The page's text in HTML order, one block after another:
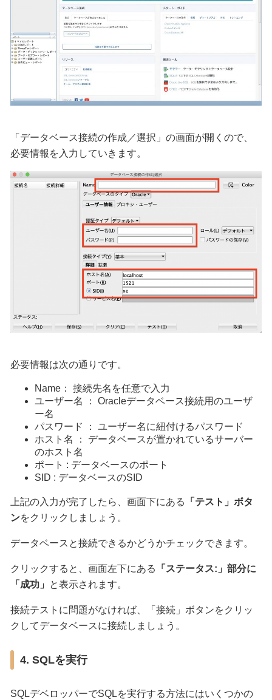
「データベース接続の作成／選択」の画面が開くので、
必要情報を入力していきます。
必要情報は次の通りです。
Name： 接続先名を任意で入力
ユーザー名 ： Oracleデータベース接続用のユーザ
ー名
パスワード ： ユーザー名に紐付けるパスワード
ホスト名 ： データベースが置かれているサーバー
のホスト名
ポート : データベースのポート
SID : データベースのSID
上記の入力が完了したら、画面下にある
「テスト」ボタ
ンをクリックしましょう。
データベースと接続できるかどうかチェックできます。
クリックすると、画面左下にある
「ステータス:」部分に
「成功」
と表示されます。
接続テストに問題がなければ、「接続」ボタンをクリッ
クしてデータベースに接続しましょう。
4. SQLを実行
SQLデベロッパーでSQLを実行する方法にはいくつかの